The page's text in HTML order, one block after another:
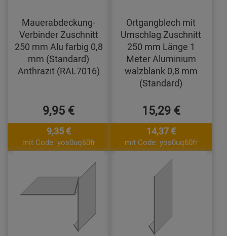
Mauerabdeckung-
Verbinder Zuschnitt
250 mm Alu farbig 0,8
mm (Standard)
Anthrazit (RAL7016)
9,95 €
9,35 €
mit Code: yos0uq60fr
Ortgangblech mit
Umschlag Zuschnitt
250 mm Länge 1
Meter Aluminium
walzblank 0,8 mm
(Standard)
15,29 €
14,37 €
mit Code: yos0uq60fr